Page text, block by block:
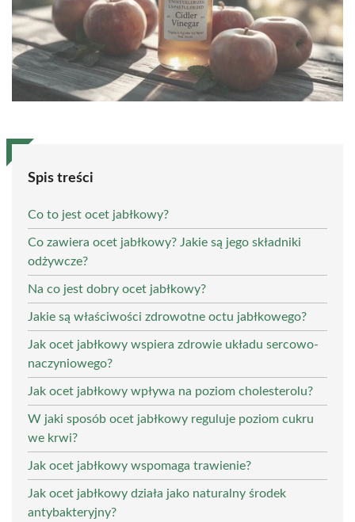
Spis treści
Co to jest ocet jabłkowy?
Co zawiera ocet jabłkowy? Jakie są jego składniki
odżywcze?
Na co jest dobry ocet jabłkowy?
Jakie są właściwości zdrowotne octu jabłkowego?
Jak ocet jabłkowy wspiera zdrowie układu sercowo-
naczyniowego?
Jak ocet jabłkowy wpływa na poziom cholesterolu?
W jaki sposób ocet jabłkowy reguluje poziom cukru
we krwi?
Jak ocet jabłkowy wspomaga trawienie?
Jak ocet jabłkowy działa jako naturalny środek
antybakteryjny?